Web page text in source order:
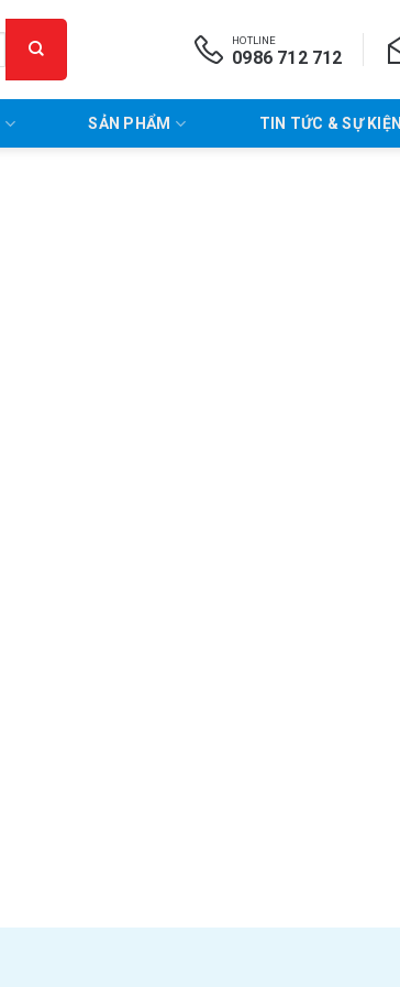
HOTLINE
0986 712 712
SẢN PHẨM TIN TỨC & SỰ KIỆN